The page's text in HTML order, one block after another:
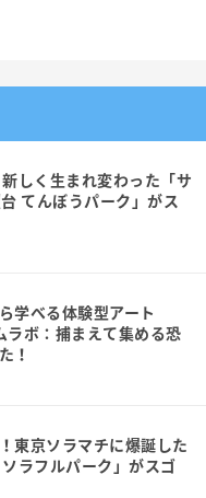
しく生まれ変わった「サ
てんぼうパーク」がス
学べる体験型アート
ラボ：捕まえて集める恐
！
東京ソラマチに爆誕した
ソラフルパーク」がスゴ